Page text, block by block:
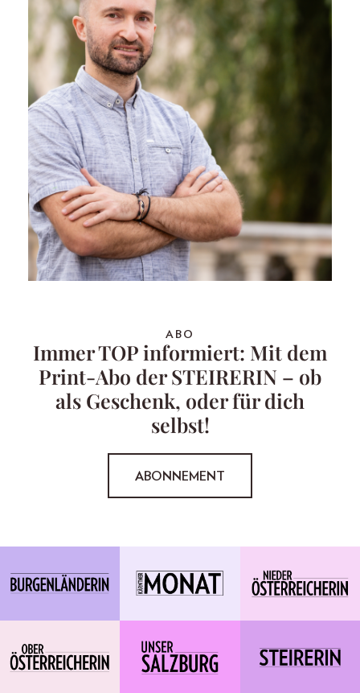
ABO
Immer TOP informiert: Mit dem
Print-Abo der STEIRERIN – ob
als Geschenk, oder für dich
selbst!
ABONNEMENT